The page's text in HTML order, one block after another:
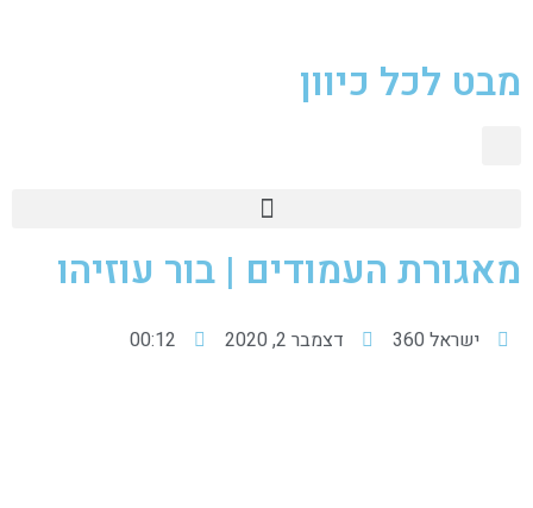
מבט לכל כיוון
מאגורת העמודים | בור עוזיהו
ישראל 360 דצמבר 2, 2020 00:12